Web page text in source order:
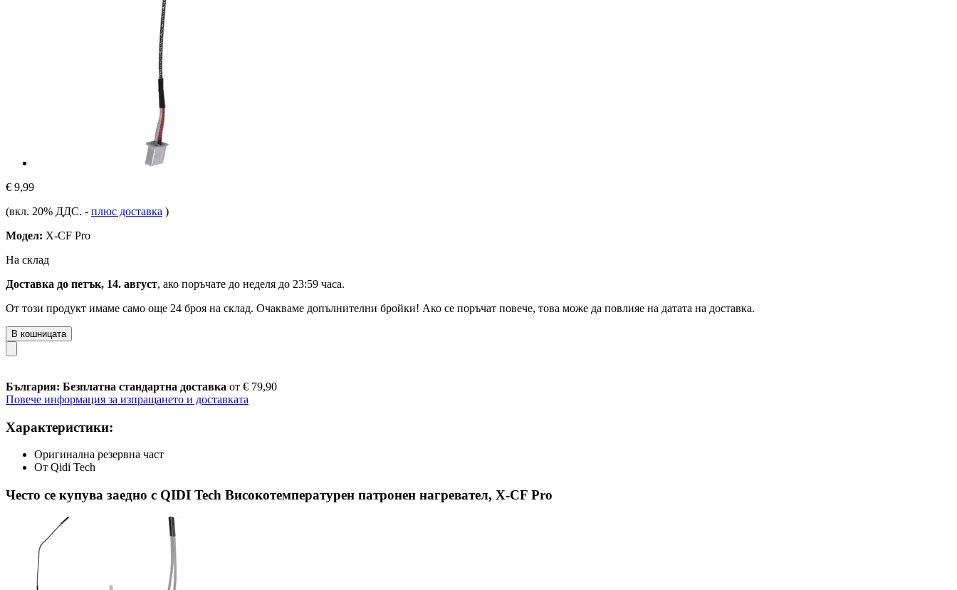
€ 9,99
(вкл. 20% ДДС. - плюс доставка )
Модел: X-CF Pro
На склад
Доставка до петък, 14. август, ако поръчате до неделя до 23:59 часа.
От този продукт имаме само още 24 броя на склад. Очакваме допълнителни бройки! Ако се поръчат повече, това може да повлияе на датата на доставка.
В кошницата
България: Безплатна стандартна доставка от € 79,90
Повече информация за изпращането и доставката
Характеристики:
Оригинална резервна част
От Qidi Tech
Често се купува заедно с QIDI Tech Високотемпературен патронен нагревател, X-CF Pro